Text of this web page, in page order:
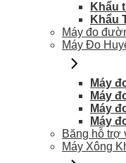
Khẩu
Khẩu
Máy đo
Máy Đo
Máy
Máy
Máy
Máy
Băng hỗ trợ
Máy Xông